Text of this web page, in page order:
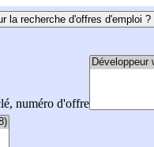
la recherche d'offres d'emploi ?
numéro d'offre